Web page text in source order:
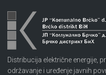
Distribucija električne energije,
održavanje i uređenje javnih